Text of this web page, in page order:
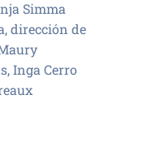
Simma
dirección de
Inga Cerro